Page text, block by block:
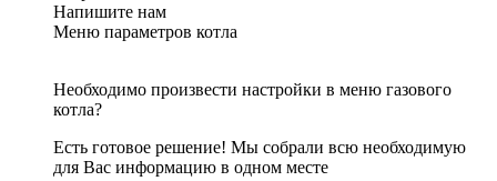
Напишите нам
Меню параметров котла
Необходимо произвести настройки в меню газового
котла?
Есть готовое решение! Мы собрали всю необходимую
для Вас информацию в одном месте